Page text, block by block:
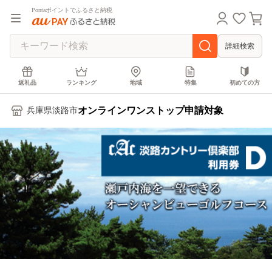
Pontaポイントでふるさと納税
詳細検索
返礼品 ランキング 地域 特集 初めての方
兵庫県淡路市オンラインワンストップ申請対象